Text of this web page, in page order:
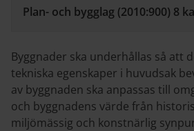
Plan- och bygglag (2010:900) 8
Byggnader ska underhållas så att
tekniska egenskaper i huvudsak
av byggnaden ska anpassas till
och byggnadens värde från
miljömässig och konstnärlig